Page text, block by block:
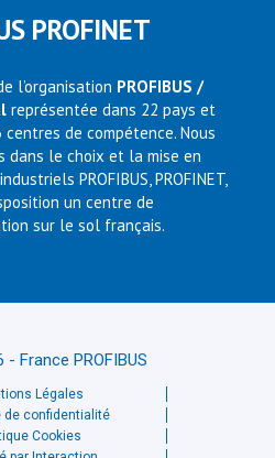
PROFINET
l’organisation PROFIBUS /
représentée dans 22 pays et
de compétence. Nous
le choix et la mise en
PROFIBUS, PROFINET,
un centre de
sur le sol français.
France PROFIBUS
Légales
de confidentialité
Cookies